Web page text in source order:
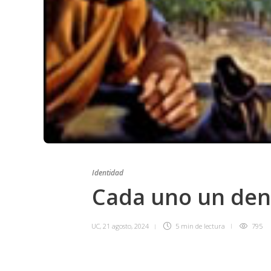
Identidad
Cada uno un
UC, 21 agosto, 2024 5 min de lectura 795